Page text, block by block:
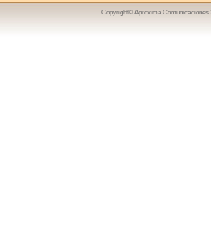
Copyright© Aproxima Comunicaciones